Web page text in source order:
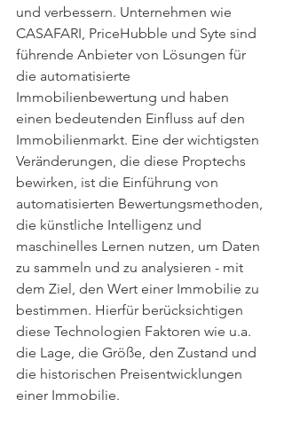
und verbessern. Unternehmen wie
CASAFARI, PriceHubble und Syte sind
führende Anbieter von Lösungen für
die automatisierte
Immobilienbewertung und haben
einen bedeutenden Einfluss auf den
Immobilienmarkt. Eine der wichtigsten
Veränderungen, die diese Proptechs
bewirken, ist die Einführung von
automatisierten Bewertungsmethoden,
die künstliche Intelligenz und
maschinelles Lernen nutzen, um Daten
zu sammeln und zu analysieren - mit
dem Ziel, den Wert einer Immobilie zu
bestimmen. Hierfür berücksichtigen
diese Technologien Faktoren wie u.a.
die Lage, die Größe, den Zustand und
die historischen Preisentwicklungen
einer Immobilie.